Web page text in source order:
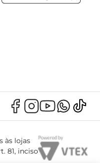
às lojas
81, inciso